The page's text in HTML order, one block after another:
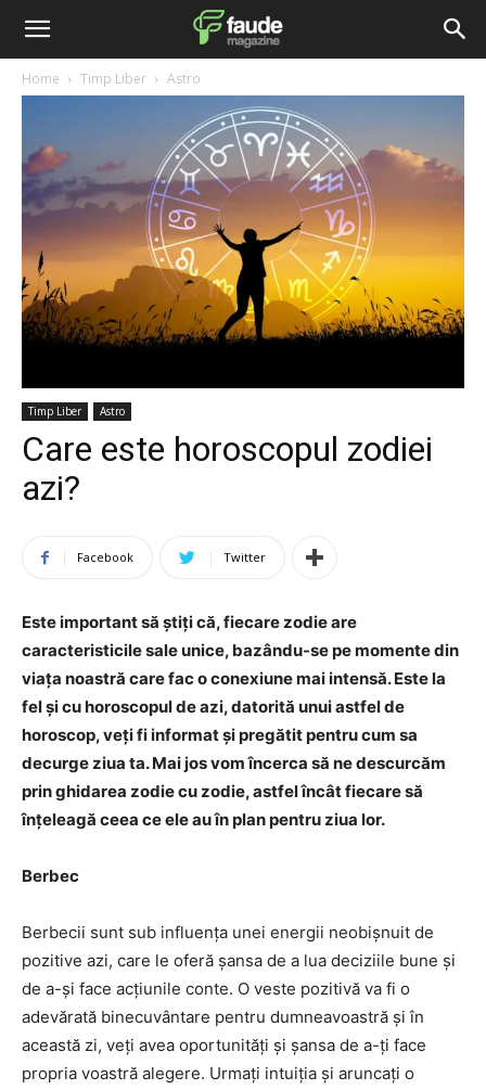
Home Timp Liber Astro
Timp Liber Astro
Care este horoscopul zodiei
azi?
Facebook Twitter
Este important să știți că, fiecare zodie are
caracteristicile sale unice, bazându-se pe momente din
viața noastră care fac o conexiune mai intensă. Este la
fel și cu horoscopul de azi, datorită unui astfel de
horoscop, veți fi informat și pregătit pentru cum sa
decurge ziua ta. Mai jos vom încerca să ne descurcăm
prin ghidarea zodie cu zodie, astfel încât fiecare să
înțeleagă ceea ce ele au în plan pentru ziua lor.
Berbec
Berbecii sunt sub influența unei energii neobișnuit de
pozitive azi, care le oferă șansa de a lua deciziile bune și
de a-și face acțiunile conte. O veste pozitivă va fi o
adevărată binecuvântare pentru dumneavoastră și în
această zi, veți avea oportunități și șansa de a-ți face
propria voastră alegere. Urmați intuiția și aruncați o